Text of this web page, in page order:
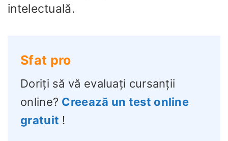
intelectuală.
Sfat pro
Doriți să vă evaluați cursanții
online? Creează un test online
gratuit !